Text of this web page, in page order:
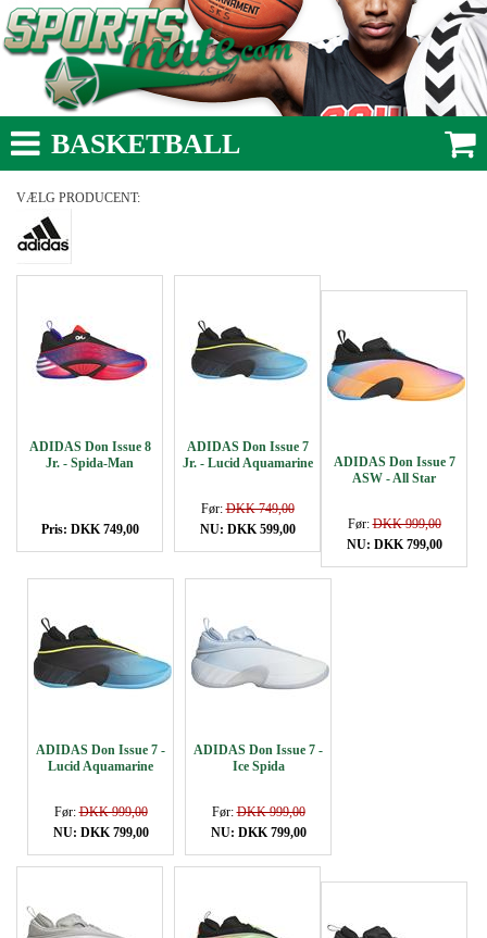
BASKETBALL
VÆLG PRODUCENT:
ADIDAS Don Issue 8
Jr. - Spida-Man
Pris: DKK 749,00
ADIDAS Don Issue 7
Jr. - Lucid Aquamarine
Før:DKK 749,00
NU: DKK 599,00
ADIDAS Don Issue 7
ASW - All Star
Før:DKK 999,00
NU: DKK 799,00
ADIDAS Don Issue 7 -
Lucid Aquamarine
Før:DKK 999,00
NU: DKK 799,00
ADIDAS Don Issue 7 -
Ice Spida
Før:DKK 999,00
NU: DKK 799,00